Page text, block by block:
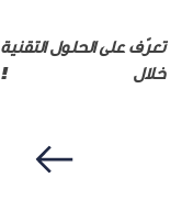
تعرّف على الحلول
خلال
متجرها الإلكتروني!